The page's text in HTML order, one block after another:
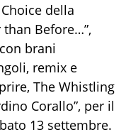
della
Before…”,
brani
remix e
The Whistling
Corallo”, per il
13 settembre.